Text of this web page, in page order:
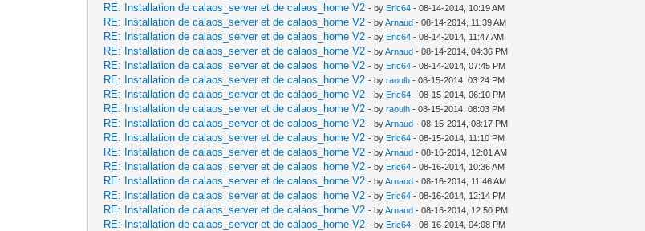
RE: Installation de calaos_server et de calaos_home V2 - by Eric64 - 08-14-2014, 10:19 AM
RE: Installation de calaos_server et de calaos_home V2 - byArnaud - 08-14-2014, 11:39 AM
RE: Installation de calaos_server et de calaos_home V2 - by Eric64 - 08-14-2014, 11:47 AM
RE: Installation de calaos_server et de calaos_home V2 - byArnaud - 08-14-2014, 04:36 PM
RE: Installation de calaos_server et de calaos_home V2 - by Eric64 - 08-14-2014, 07:45 PM
RE: Installation de calaos_server et de calaos_home V2 - byraoulh - 08-15-2014, 03:24 PM
RE: Installation de calaos_server et de calaos_home V2 - by Eric64 - 08-15-2014, 06:10 PM
RE: Installation de calaos_server et de calaos_home V2 - byraoulh - 08-15-2014, 08:03 PM
RE: Installation de calaos_server et de calaos_home V2 - byArnaud - 08-15-2014, 08:17 PM
RE: Installation de calaos_server et de calaos_home V2 - by Eric64 - 08-15-2014, 11:10 PM
RE: Installation de calaos_server et de calaos_home V2 - byArnaud - 08-16-2014, 12:01 AM
RE: Installation de calaos_server et de calaos_home V2 - by Eric64 - 08-16-2014, 10:36 AM
RE: Installation de calaos_server et de calaos_home V2 - byArnaud - 08-16-2014, 11:46 AM
RE: Installation de calaos_server et de calaos_home V2 - by Eric64 - 08-16-2014, 12:14 PM
RE: Installation de calaos_server et de calaos_home V2 - byArnaud - 08-16-2014, 12:50 PM
RE: Installation de calaos_server et de calaos_home V2 - by Eric64 - 08-16-2014, 04:08 PM